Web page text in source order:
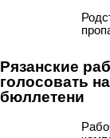
Рязанские
голосовать
бюллетени